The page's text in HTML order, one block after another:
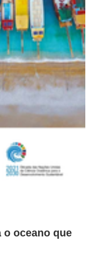
o oceano que